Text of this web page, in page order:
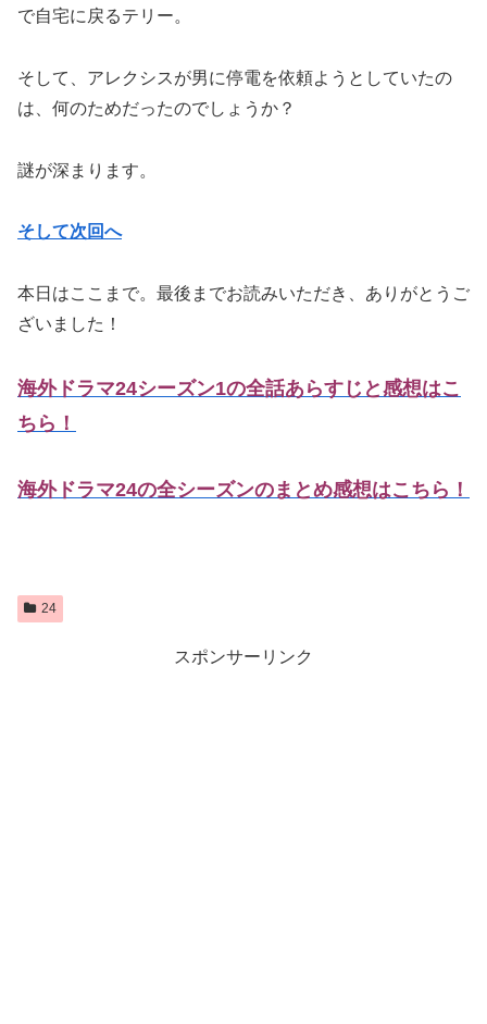
で自宅に戻るテリー。
そして、アレクシスが男に停電を依頼ようとしていたの
は、何のためだったのでしょうか？
謎が深まります。
そして次回へ
本日はここまで。最後までお読みいただき、ありがとうご
ざいました！
海外ドラマ24シーズン1の全話あらすじと感想はこ
ちら！
海外ドラマ24の全シーズンのまとめ感想はこちら！
24
スポンサーリンク